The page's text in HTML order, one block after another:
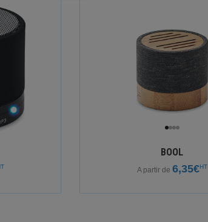
BOOL
A partir de 6,35€HT